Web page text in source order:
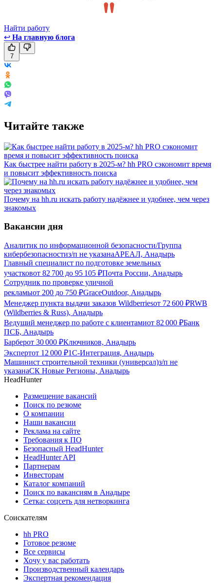
Найти работу
↩ На главную блога
7
Читайте также
Как быстрее найти работу в 2025-м? hh PRO сэкономит время
и повысит эффективность поиска
Почему на hh.ru искать работу надёжнее и удобнее, чем через
знакомых
Вакансии дня
Аналитик по информационной безопасности/Группа
кибербезопасностиз/п не указанаАРЕАЛ, Анадырь
Главный специалист по подготовке земельных
участковот 82 700 до 95 105 ₽Почта России, Анадырь
Сотрудник по проверке уличной
рекламыот 200 до 750 ₽GraceOutdoor, Анадырь
Менеджер пункта выдачи заказов Wildberriesот 72 600 ₽RWB
(Wildberries & Russ), Анадырь
Ведущий менеджер по работе с клиентамиот 82 000 ₽Банк
ПСБ, Анадырь
Барберот 30 000 ₽Ключников, Анадырь
Экспертот 12 000 ₽1С-Интеграция, Анадырь
Машинист строительной техники (универсал)з/п не
указанаСК Новые Регионы, Анадырь
HeadHunter
Размещение вакансий
Поиск по резюме
О компании
Наши вакансии
Реклама на сайте
Требования к ПО
Безопасный HeadHunter
HeadHunter API
Партнерам
Инвесторам
Каталог компаний
Поиск по вакансиям в Анадыре
Сетка: соцсеть для нетворкинга
Соискателям
hh PRO
Готовое резюме
Все сервисы
Хочу у вас работать
Производственный календарь
Экспертная рекомендация